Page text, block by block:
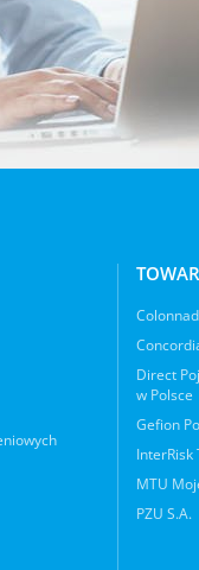
Direct
w Polsce
Gefion
InterRisk
MTU
PZU S.A.